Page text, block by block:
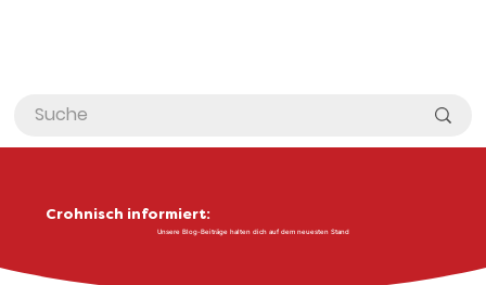
Crohnisch informiert:
Unsere Blog-Beiträge halten dich auf dem neuesten Stand